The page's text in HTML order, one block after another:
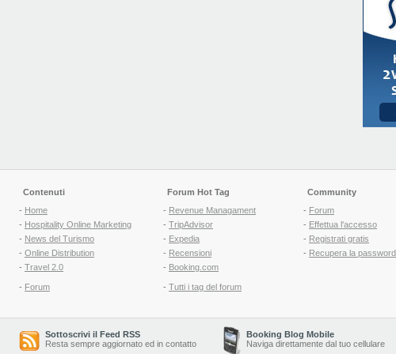
Contenuti
- Home
- Hospitality Online Marketing
- News del Turismo
- Online Distribution
- Travel 2.0
- Forum
Forum Hot Tag
- Revenue Managament
- TripAdvisor
- Expedia
- Recensioni
- Booking.com
- Tutti i tag del forum
Community
- Forum
- Effettua l'accesso
- Registrati gratis
- Recupera la password
Sottoscrivi il Feed RSS
Resta sempre aggiornato ed in contatto
Booking Blog Mobile
Naviga direttamente dal tuo cellulare